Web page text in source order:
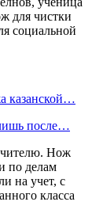
для чистки
социальной
казанской…
после…
Нож
по делам
на учет, с
класса